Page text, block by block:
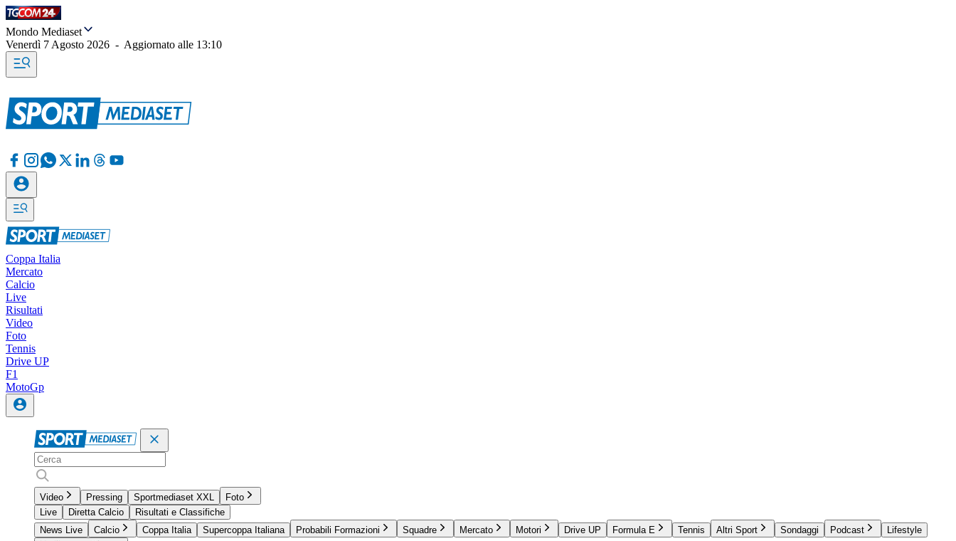
Mondo Mediaset
Venerdì 7 Agosto 2026 - Aggiornato alle 13:10
Coppa Italia
Mercato
Calcio
Live
Risultati
Video
Foto
Tennis
Drive UP
F1
MotoGp
Video Pressing Sportmediaset XXL
Foto
Live
Diretta Calcio
Risultati e Classifiche
News Live
Calcio Coppa Italia Supercoppa Italiana Probabili Formazioni Squadre Mercato Motori Drive UP Formula E Tennis Altri Sport Sondaggi Podcast
Lifestyle